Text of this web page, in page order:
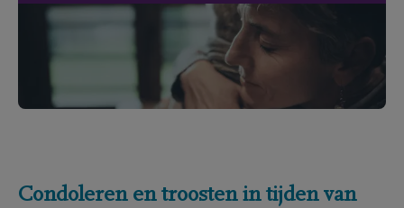
Condoleren en troosten in tijden van